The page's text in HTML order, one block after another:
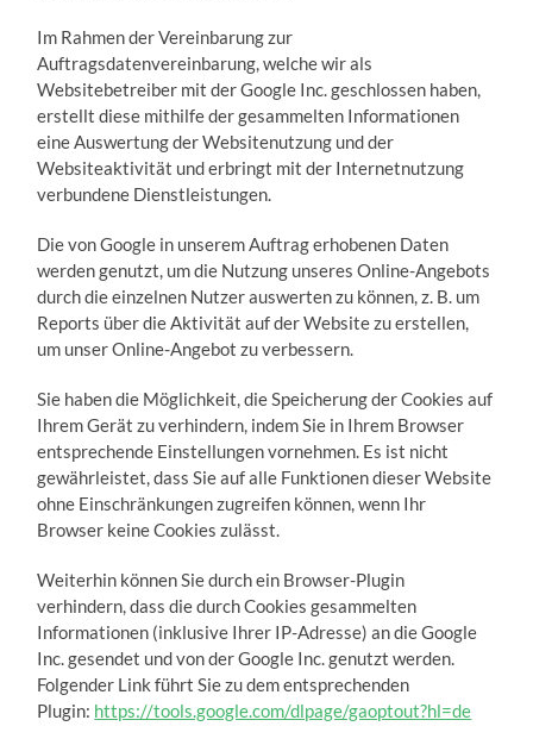
Im Rahmen der Vereinbarung zur
Auftragsdatenvereinbarung, welche wir als
Websitebetreiber mit der Google Inc. geschlossen haben,
erstellt diese mithilfe der gesammelten Informationen
eine Auswertung der Websitenutzung und der
Websiteaktivität und erbringt mit der Internetnutzung
verbundene Dienstleistungen.
Die von Google in unserem Auftrag erhobenen Daten
werden genutzt, um die Nutzung unseres Online-Angebots
durch die einzelnen Nutzer auswerten zu können, z. B. um
Reports über die Aktivität auf der Website zu erstellen,
um unser Online-Angebot zu verbessern.
Sie haben die Möglichkeit, die Speicherung der Cookies auf
Ihrem Gerät zu verhindern, indem Sie in Ihrem Browser
entsprechende Einstellungen vornehmen. Es ist nicht
gewährleistet, dass Sie auf alle Funktionen dieser Website
ohne Einschränkungen zugreifen können, wenn Ihr
Browser keine Cookies zulässt.
Weiterhin können Sie durch ein Browser-Plugin
verhindern, dass die durch Cookies gesammelten
Informationen (inklusive Ihrer IP-Adresse) an die Google
Inc. gesendet und von der Google Inc. genutzt werden.
Folgender Link führt Sie zu dem entsprechenden
Plugin: https://tools.google.com/dlpage/gaoptout?hl=de